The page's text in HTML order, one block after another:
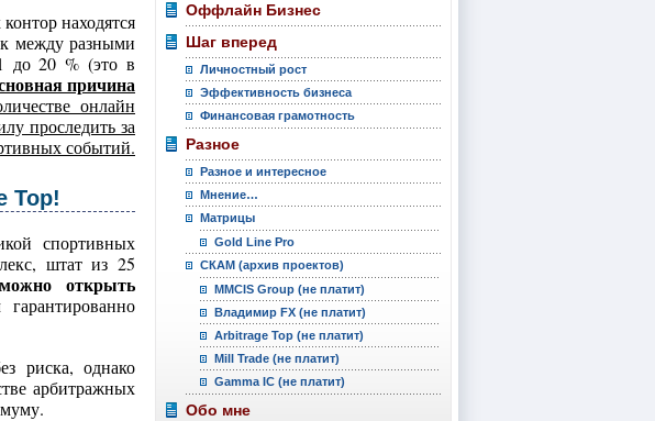
находятся
между разными
до 20 % (это в
причина
онлайн
проследить за
событий.
Top!
спортивных
штат из 25
открыть
риска, однако
арбитражных
Оффлайн Бизнес
Шаг вперед
Личностный рост
Эффективность бизнеса
Финансовая грамотность
Разное
Разное и интересное
Мнение…
Матрицы
Gold Line Pro
СКАМ (архив проектов)
MMCIS Group (не платит)
Владимир FX (не платит)
Arbitrage Top (не платит)
Mill Trade (не платит)
Gamma IC (не платит)
Обо мне